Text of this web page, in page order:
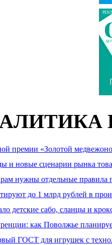
премии «Золотой
и новые сценарии рынка
нужны отдельные правила
до 1 млрд рублей в
детские сабо, сланцы и
как Поволжье
ГОСТ для игрушек с